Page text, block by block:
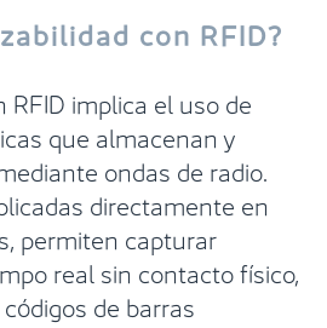
con RFID?
implica el uso de
que almacenan y
ondas de radio.
directamente en
permiten capturar
real sin contacto físico,
de barras